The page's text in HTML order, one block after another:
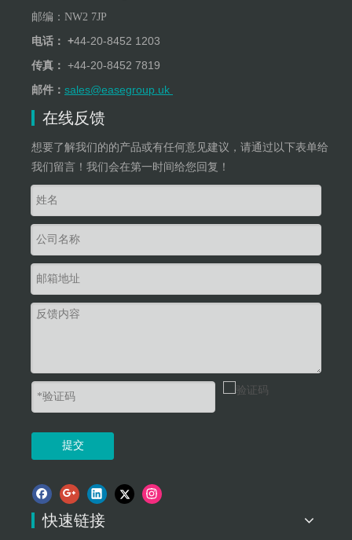
邮编： NW2 7JP
电话： +44-20-8452 1203
传真： +44-20-8452 7819
邮件： sales@easegroup.uk
在线反馈
想要了解我们的的产品或有任何意见建议，请通过以下表单给
我们留言！我们会在第一时间给您回复！
提交
快速链接